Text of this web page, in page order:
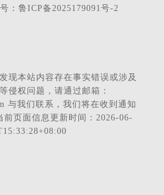
：鲁ICP备2025179091号-2
现本站内容存在事实错误或涉及
侵权问题，请通过邮箱：
与我们联系，我们将在收到通知
前页面信息更新时间：2026-06-